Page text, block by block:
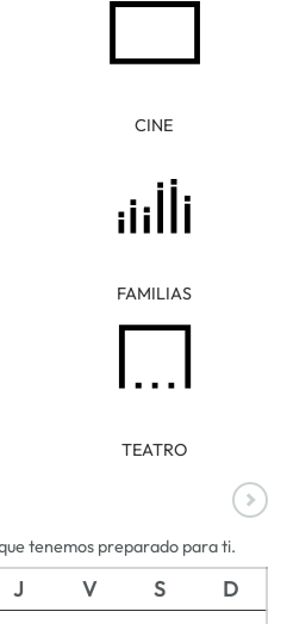
CINE
FAMILIAS
TEATRO
tenemos preparado para ti.
J V S D